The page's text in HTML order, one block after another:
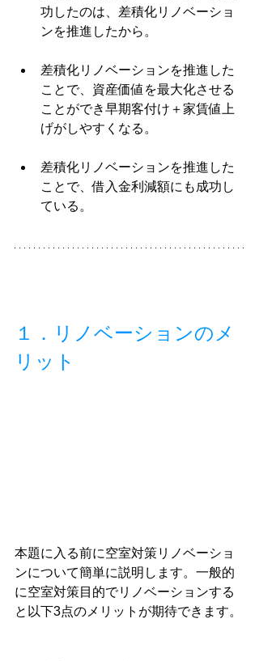
功したのは、差積化リノベーショ
ンを推進したから。
差積化リノベーションを推進した
ことで、資産価値を最大化させる
ことができ早期客付け＋家賃値上
げがしやすくなる。
差積化リノベーションを推進した
ことで、借入金利減額にも成功し
ている。
１．リノベーションのメ
リット
本題に入る前に空室対策リノベーショ
ンについて簡単に説明します。一般的
に空室対策目的でリノベーションする
と以下3点のメリットが期待できます。